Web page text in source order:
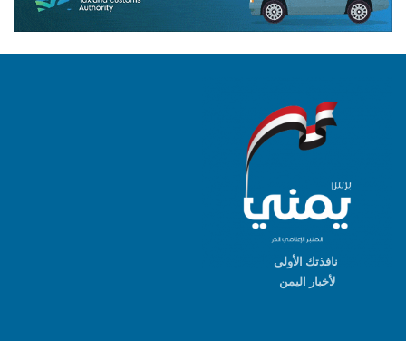
نافذتك الأولى
لأخبار اليمن